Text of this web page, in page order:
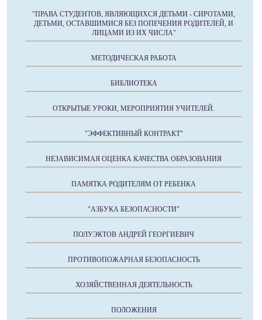
"ПРАВА СТУДЕНТОВ, ЯВЛЯЮЩИХСЯ ДЕТЬМИ - СИРОТАМИ,
ДЕТЬМИ, ОСТАВШИМИСЯ БЕЗ ПОПЕЧЕНИЯ РОДИТЕЛЕЙ, И
ЛИЦАМИ ИЗ ИХ ЧИСЛА"
МЕТОДИЧЕСКАЯ РАБОТА
БИБЛИОТЕКА
ОТКРЫТЫЕ УРОКИ, МЕРОПРИЯТИЯ УЧИТЕЛЕЙ.
"ЭФФЕКТИВНЫЙ КОНТРАКТ"
НЕЗАВИСИМАЯ ОЦЕНКА КАЧЕСТВА ОБРАЗОВАНИЯ
ПАМЯТКА РОДИТЕЛЯМ ОТ РЕБЕНКА
"АЗБУКА БЕЗОПАСНОСТИ"
ПОЛУЭКТОВ АНДРЕЙ ГЕОРГИЕВИЧ
ПРОТИВОПОЖАРНАЯ БЕЗОПАСНОСТЬ
ХОЗЯЙСТВЕННАЯ ДЕЯТЕЛЬНОСТЬ
ПОЛОЖЕНИЯ